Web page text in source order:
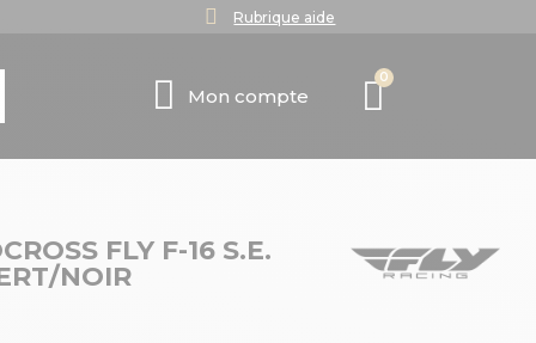
Rubrique aide
Mon compte
FLY F-16 S.E.
NOIR